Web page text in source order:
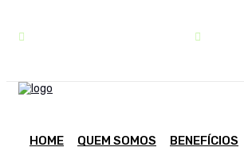
HOME QUEM SOMOS BENEFÍCIOS